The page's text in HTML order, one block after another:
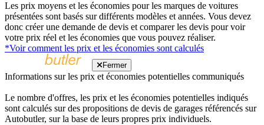
Les prix moyens et les économies pour les marques de voitures
présentées sont basés sur différents modèles et années. Vous devez
donc créer une demande de devis et comparer les devis pour voir
votre prix réel et les économies que vous pouvez réaliser.
*Voir comment les prix et les économies sont calculés
Fermer
Informations sur les prix et économies potentielles communiqués
Le nombre d'offres, les prix et les économies potentielles indiqués
sont calculés sur des propositions de devis de garages référencés sur
Autobutler, sur la base de leurs propres prix individuels.